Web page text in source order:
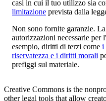
casi in cui il tuo utilizzo sia
limitazione prevista dalla
Non sono fornite garanzie.
autorizzazioni necessarie
esempio, diritti di terzi come i
riservatezza e i diritti morali
prefiggi sul materiale.
Creative Commons is the
other legal tools that allow